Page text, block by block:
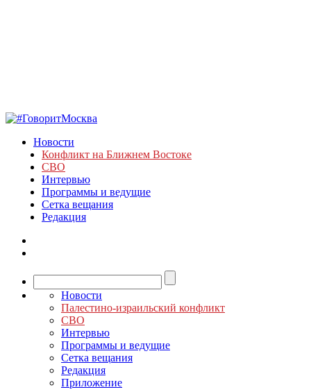
Новости
Конфликт на Ближнем Востоке
СВО
Интервью
Программы и ведущие
Сетка вещания
Редакция
Новости
Палестино-израильский конфликт
СВО
Интервью
Программы и ведущие
Сетка вещания
Редакция
Приложение